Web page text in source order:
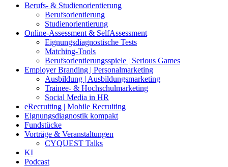
Zum
Berufs- & Studienorientierung
Berufsorientierung
Studienorientierung
Online-Assessment & SelfAssessment
Eignungsdiagnostische Tests
Matching-Tools
Berufsorientierungsspiele | Serious Games
Employer Branding | Personalmarketing
Ausbildung | Ausbildungsmarketing
Trainee- & Hochschulmarketing
Social Media in HR
eRecruiting | Mobile Recruiting
Eignungsdiagnostik kompakt
Fundstücke
Vorträge & Veranstaltungen
CYQUEST Talks
KI
Podcast